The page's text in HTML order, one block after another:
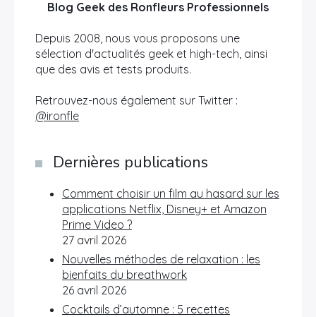
Blog Geek des Ronfleurs Professionnels
Depuis 2008, nous vous proposons une
sélection d'actualités geek et high-tech, ainsi
que des avis et tests produits.
Retrouvez-nous également sur Twitter :
@ironfle
Dernières publications
Comment choisir un film au hasard sur les
applications Netflix, Disney+ et Amazon
Prime Video ?
27 avril 2026
Nouvelles méthodes de relaxation : les
bienfaits du breathwork
26 avril 2026
Cocktails d’automne : 5 recettes